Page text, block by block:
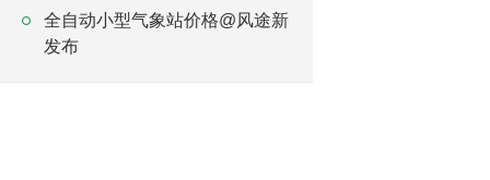
全自动小型气象站价格@风途新
发布